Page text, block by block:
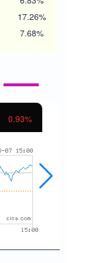
17.26%
7.68%
0.93%